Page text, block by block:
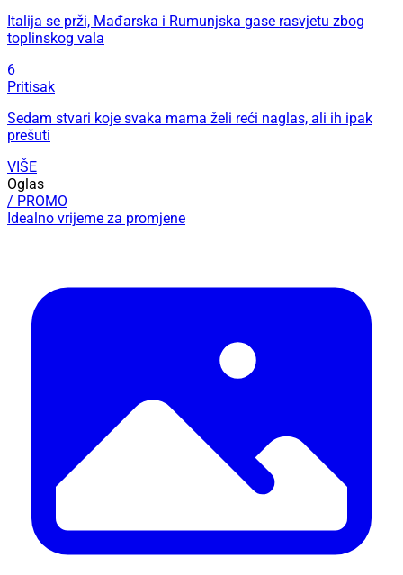
Italija se prži, Mađarska i Rumunjska gase rasvjetu zbog
toplinskog vala
6
Pritisak
Sedam stvari koje svaka mama želi reći naglas, ali ih ipak
prešuti
VIŠE
Oglas
/ PROMO
Idealno vrijeme za promjene